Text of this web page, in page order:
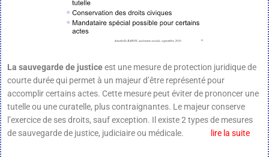
La sauvegarde de justiceest une mesure de protection juridique de
courte durée qui permet à un majeur d’être représenté pour
accomplir certains actes. Cette mesure peut éviter de prononcer une
tutelle ou une curatelle, plus contraignantes. Le majeur conserve
l’exercice de ses droits, sauf exception. Il existe 2 types de mesures
de sauvegarde de justice, judiciaire ou médicale.
lire la suite